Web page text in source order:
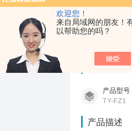
欢迎您！
来自局域网的朋友！
以帮助您的吗？
TY-
产品型号
TY-FZ1
产品描述